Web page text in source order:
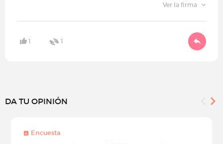
Ver la firma
1 1
DA TU OPINIÓN
Encuesta